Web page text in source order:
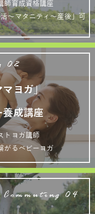
師育成資格講座
～マタニティ～産後」可
02
マヨガ」
養成講座
トヨガ講師
がるベビーヨガ
Commuting 04